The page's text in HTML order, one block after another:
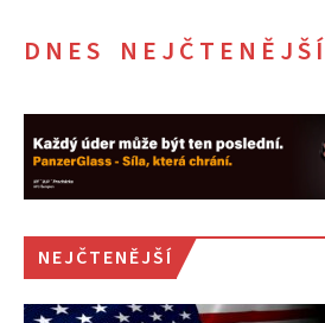
DNES NEJČTENĚJŠÍ
NEJČTENĚJŠÍ